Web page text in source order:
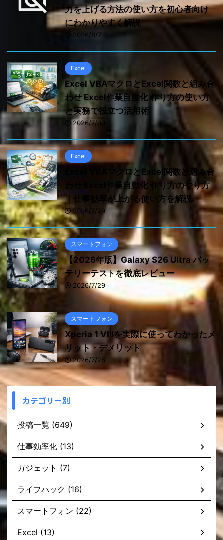
力を上げる方法の使い方を初心者向け
にわかりやすく解説
2026/8/7
Excel
Excel VBAマクロとExcel関数と組み合
わせ Excel作業自動化 作り方の使い方
と実務で役立つ活用術
2026/7/30
Excel
Excel VBAマクロとExcel関数と組み合
わせ Excel作業自動化 作り方のやり方
｜仕事効率が上がる使い方を解説
2026/7/29
スマートフォン
【2026年版】Galaxy S26 Ultra バッ
テリーテストを徹底レビュー
2026/7/29
スマートフォン
Xperia 1 VIIIを実際に使ってわかったメ
リット・デメリット
2026/7/28
カテゴリー別
投稿一覧 (649)
仕事効率化 (13)
ガジェット (7)
ライフハック (16)
スマートフォン (22)
Excel (13)